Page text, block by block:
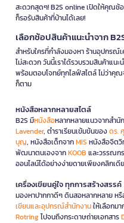
สะดวกสุดๆ! B2S online เปิดให้คุณช้
ก็รอรับสินค้าที่บ้านได้เลย!
เลือกช้อปสินค้าแนะนำจาก
สำหรับใครที่กำลังมองหา ร้านอุปกรณ์
ไม่สะดวก วันนี้เราได้รวบรวมสินค้าแน
พร้อมตอบโจทย์ทุกไลฟ์สไตล์ ไม่ว่าคุ
ก็ตาม
หนังสือหลากหลายสไตล์
B2S มีหนังสือหลากหลายแนวจากสำ
Lavender, ตำราเรียนเข้มข้นของดร.
บุญ, หนังสือเด็กจากMIS หนังสือจิตวิ
พัฒนาตนเองจากKOOB และวรรณก
ออนไลน์ได้อย่างง่ายดายเพียงคลิกเดี
เครื่องเขียนคู่ใจ ทุกการสร้างสรรค์
มองหาปากกาดีๆ ดินสอหลากหลาย ห
เขียนและอุปกรณ์สำนักงานให้เลือกม
Rotringไปจนถึงกระดาษถ่ายเอกสาร